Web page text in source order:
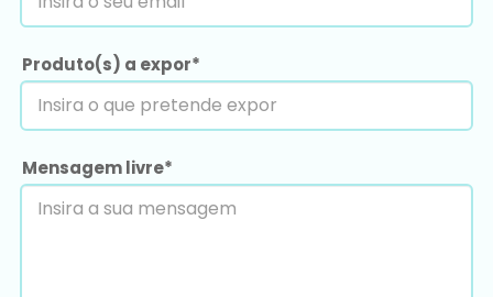
Produto(s) a expor*
Mensagem livre*